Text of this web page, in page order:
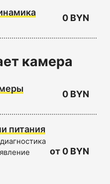
0 BYN
камера
0 BYN
питания
от 0 BYN